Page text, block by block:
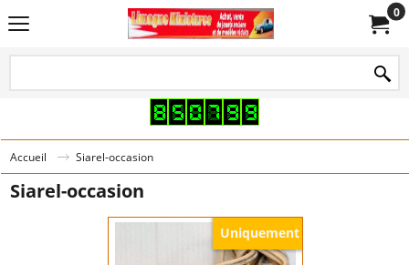
0
Accueil Siarel-occasion
Siarel-occasion
Uniquement